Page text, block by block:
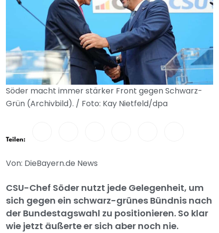
Söder macht immer stärker Front gegen Schwarz-
Grün (Archivbild). / Foto: Kay Nietfeld/dpa
Teilen:
Von: DieBayern.de News
CSU-Chef Söder nutzt jede Gelegenheit, um
sich gegen ein schwarz-grünes Bündnis nach
der Bundestagswahl zu positionieren. So klar
wie jetzt äußerte er sich aber noch nie.